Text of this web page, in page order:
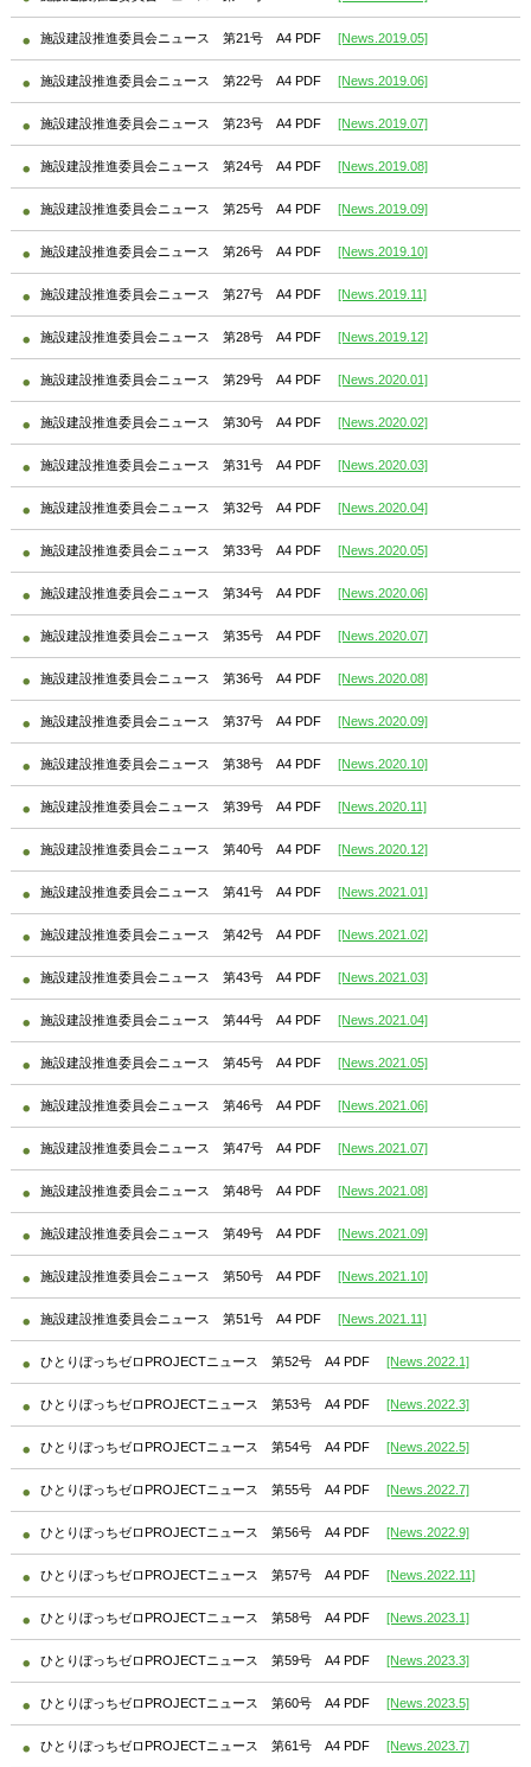
施設建設推進委員会ニュース 第21号 A4 PDF [News.2019.05]
施設建設推進委員会ニュース 第22号 A4 PDF [News.2019.06]
施設建設推進委員会ニュース 第23号 A4 PDF [News.2019.07]
施設建設推進委員会ニュース 第24号 A4 PDF [News.2019.08]
施設建設推進委員会ニュース 第25号 A4 PDF [News.2019.09]
施設建設推進委員会ニュース 第26号 A4 PDF [News.2019.10]
施設建設推進委員会ニュース 第27号 A4 PDF [News.2019.11]
施設建設推進委員会ニュース 第28号 A4 PDF [News.2019.12]
施設建設推進委員会ニュース 第29号 A4 PDF [News.2020.01]
施設建設推進委員会ニュース 第30号 A4 PDF [News.2020.02]
施設建設推進委員会ニュース 第31号 A4 PDF [News.2020.03]
施設建設推進委員会ニュース 第32号 A4 PDF [News.2020.04]
施設建設推進委員会ニュース 第33号 A4 PDF [News.2020.05]
施設建設推進委員会ニュース 第34号 A4 PDF [News.2020.06]
施設建設推進委員会ニュース 第35号 A4 PDF [News.2020.07]
施設建設推進委員会ニュース 第36号 A4 PDF [News.2020.08]
施設建設推進委員会ニュース 第37号 A4 PDF [News.2020.09]
施設建設推進委員会ニュース 第38号 A4 PDF [News.2020.10]
施設建設推進委員会ニュース 第39号 A4 PDF [News.2020.11]
施設建設推進委員会ニュース 第40号 A4 PDF [News.2020.12]
施設建設推進委員会ニュース 第41号 A4 PDF [News.2021.01]
施設建設推進委員会ニュース 第42号 A4 PDF [News.2021.02]
施設建設推進委員会ニュース 第43号 A4 PDF [News.2021.03]
施設建設推進委員会ニュース 第44号 A4 PDF [News.2021.04]
施設建設推進委員会ニュース 第45号 A4 PDF [News.2021.05]
施設建設推進委員会ニュース 第46号 A4 PDF [News.2021.06]
施設建設推進委員会ニュース 第47号 A4 PDF [News.2021.07]
施設建設推進委員会ニュース 第48号 A4 PDF [News.2021.08]
施設建設推進委員会ニュース 第49号 A4 PDF [News.2021.09]
施設建設推進委員会ニュース 第50号 A4 PDF [News.2021.10]
施設建設推進委員会ニュース 第51号 A4 PDF [News.2021.11]
ひとりぼっちゼロPROJECTニュース 第52号 A4 PDF [News.2022.1]
ひとりぼっちゼロPROJECTニュース 第53号 A4 PDF [News.2022.3]
ひとりぼっちゼロPROJECTニュース 第54号 A4 PDF [News.2022.5]
ひとりぼっちゼロPROJECTニュース 第55号 A4 PDF [News.2022.7]
ひとりぼっちゼロPROJECTニュース 第56号 A4 PDF [News.2022.9]
ひとりぼっちゼロPROJECTニュース 第57号 A4 PDF [News.2022.11]
ひとりぼっちゼロPROJECTニュース 第58号 A4 PDF [News.2023.1]
ひとりぼっちゼロPROJECTニュース 第59号 A4 PDF [News.2023.3]
ひとりぼっちゼロPROJECTニュース 第60号 A4 PDF [News.2023.5]
ひとりぼっちゼロPROJECTニュース 第61号 A4 PDF [News.2023.7]